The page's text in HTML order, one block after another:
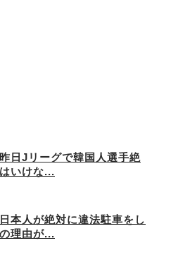
日Jリーグで韓国人選手絶
いけな...
本人が絶対に違法駐車をし
理由が...